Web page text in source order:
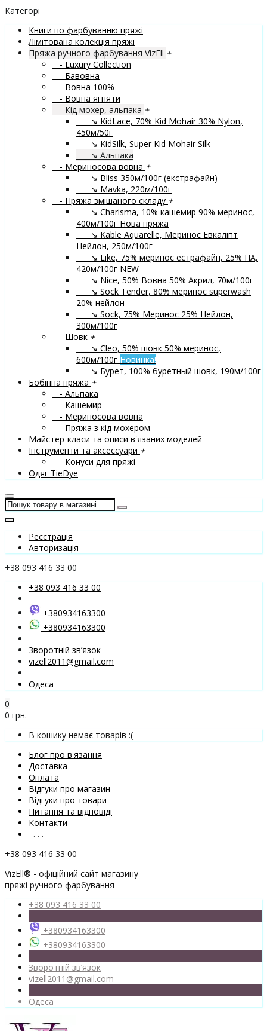
Категорії
Книги по фарбуванню пряжі
Лімітована колекція пряжі
Пряжа ручного фарбування VizEll +
- Luxury Collection
- Бавовна
- Вовна 100%
- Вовна ягняти
- Кід мохер, альпака +
↘ KidLace, 70% Kid Mohair 30% Nylon,
450м/50г
↘ KidSilk, Super Kid Mohair Silk
↘ Альпака
- Мериносова вовна +
↘ Bliss 350м/100г (екстрафайн)
↘ Mavka, 220м/100г
- Пряжа змішаного складу +
↘ Charisma, 10% кашемир 90% меринос,
400м/100г Нова пряжа
↘ Kable Aquarelle, Меринос Евкаліпт
Нейлон, 250м/100г
↘ Like, 75% меринос естрафайн, 25% ПА,
420м/100г NEW
↘ Nice, 50% Вовна 50% Акрил, 70м/100г
↘ Sock Tender, 80% меринос superwash
20% нейлон
↘ Sock, 75% Меринос 25% Нейлон,
300м/100г
- Шовк +
↘ Cleo, 50% шовк 50% меринос,
600м/100г Новинка!
↘ Бурет, 100% буретный шовк, 190м/100г
Бобінна пряжа +
- Альпака
- Кашемир
- Мериносова вовна
- Пряжа з кід мохером
Майстер-класи та описи в'язаних моделей
Інструменти та аксессуари +
- Конуси для пряжі
Одяг TieDye
Реєстрація
Авторизація
+38 093 416 33 00
+38 093 416 33 00
+380934163300
+380934163300
Зворотній зв’язок
vizell2011@gmail.com
Одеса
0
0 грн.
В кошику немає товарів :(
Блог про в'язання
Доставка
Оплата
Відгуки про магазин
Відгуки про товари
Питання та відповіді
Контакти
. . .
+38 093 416 33 00
VizEll® - офіційний сайт магазину
пряжі ручного фарбування
+38 093 416 33 00
+380934163300
+380934163300
Зворотній зв’язок
vizell2011@gmail.com
Одеса